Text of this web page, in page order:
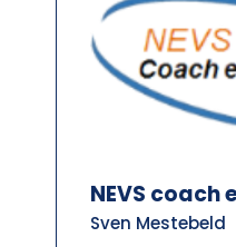
NEVS coach
Sven Mestebeld